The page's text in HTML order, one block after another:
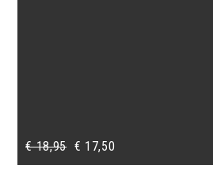
€18,95 Oorspronkelijke
prijs
€ 17,50
prijs